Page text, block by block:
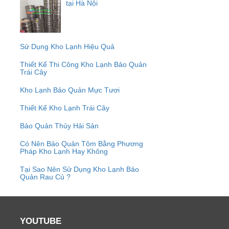
tại Hà Nội
Sử Dụng Kho Lạnh Hiệu Quả
Thiết Kế Thi Công Kho Lạnh Bảo Quản
Trái Cây
Kho Lạnh Bảo Quản Mực Tươi
Thiết Kế Kho Lạnh Trái Cây
Bảo Quản Thủy Hải Sản
Có Nên Bảo Quản Tôm Bằng Phương
Pháp Kho Lạnh Hay Không
Tại Sao Nên Sử Dụng Kho Lạnh Bảo
Quản Rau Củ ?
YOUTUBE